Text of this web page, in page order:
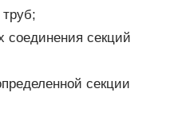
соединения секций
секции